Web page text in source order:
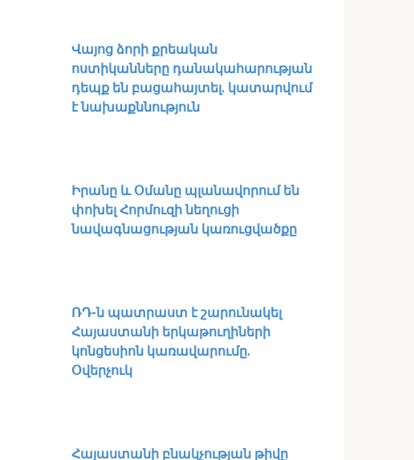
Վայոց ձորի քրեական
ոստիկանները դանակահարության
դեպք են բացահայտել․ կատարվում
է նախաքննություն
Իրանը և Օմանը պլանավորում են
փոխել Հորմուզի նեղուցի
նավագնացության կառուցվածքը
ՌԴ-ն պատրաստ է շարունակել
Հայաստանի երկաթուղիների
կոնցեսիոն կառավարումը.
Օվերչուկ
Հայաստանի բնակչության թիվը